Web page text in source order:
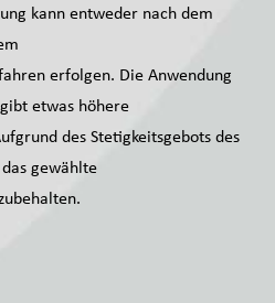
kann entweder nach dem
erfolgen. Die Anwendung
etwas höhere
des Stetigkeitsgebots des
gewählte